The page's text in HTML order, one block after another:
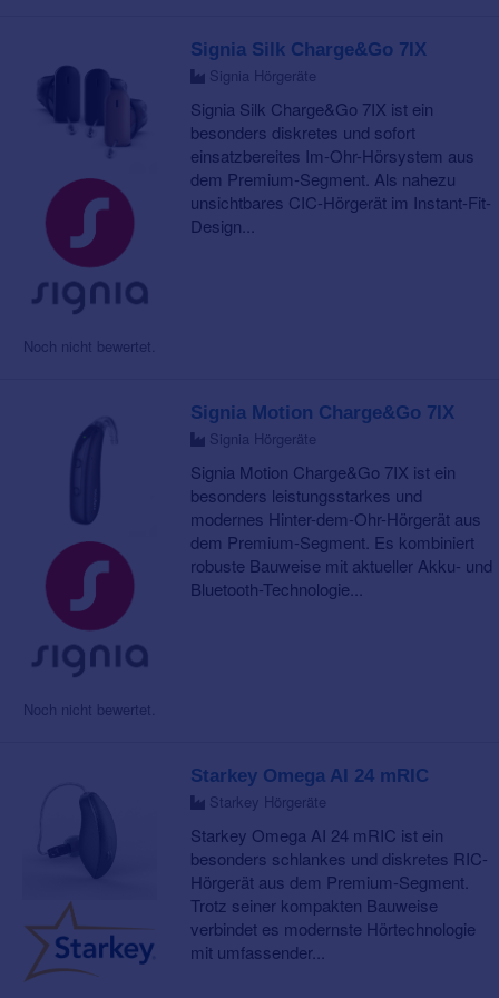
Noch nicht bewertet.
Signia Silk Charge&Go 7IX
Signia Hörgeräte
Signia Silk Charge&Go 7IX ist ein
besonders diskretes und sofort
einsatzbereites Im-Ohr-Hörsystem aus
dem Premium-Segment. Als nahezu
unsichtbares CIC-Hörgerät im Instant-Fit-
Design...
Noch nicht bewertet.
Signia Motion Charge&Go 7IX
Signia Hörgeräte
Signia Motion Charge&Go 7IX ist ein
besonders leistungsstarkes und
modernes Hinter-dem-Ohr-Hörgerät aus
dem Premium-Segment. Es kombiniert
robuste Bauweise mit aktueller Akku- und
Bluetooth-Technologie...
Starkey Omega AI 24 mRIC
Starkey Hörgeräte
Starkey Omega AI 24 mRIC ist ein
besonders schlankes und diskretes RIC-
Hörgerät aus dem Premium-Segment.
Trotz seiner kompakten Bauweise
verbindet es modernste Hörtechnologie
mit umfassender...